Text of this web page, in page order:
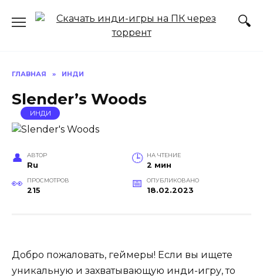
ГЛАВНАЯ » ИНДИ
Slender’s Woods
ИНДИ
АВТОР
Ru
НА ЧТЕНИЕ
2 мин
ПРОСМОТРОВ
215
ОПУБЛИКОВАНО
18.02.2023
Добро пожаловать, геймеры! Если вы ищете
уникальную и захватывающую инди-игру, то